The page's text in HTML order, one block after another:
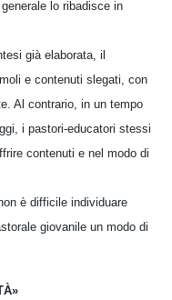
lo ribadisce in
già elaborata, il
e contenuti slegati, con
Al contrario, in un tempo
i pastori-educatori stessi
contenuti e nel modo di
è difficile individuare
giovanile un modo di